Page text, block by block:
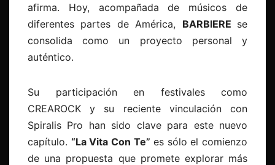
afirma. Hoy, acompañada de músicos de
diferentes partes de América, BARBIERE se
consolida como un proyecto personal y
auténtico.
Su participación en festivales como
CREAROCK y su reciente vinculación con
Spiralis Pro han sido clave para este nuevo
capítulo. “La Vita Con Te” es sólo el comienzo
de una propuesta que promete explorar más